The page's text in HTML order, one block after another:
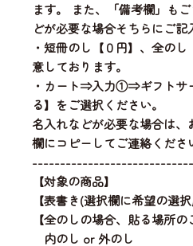
ます。 また、「備考欄」も
どが必要な場合そちらにご記
・短冊のし【０円】、全の
意しております。
・カート⇒入力①⇒ギフトサ
る】をご選択ください。
名入れなどが必要な場合は
欄にコピーしてご連絡くださ
【対象の商品】
【表書き(選択欄に希望の選
【全のしの場合、貼る場所の
内のし or 外のし